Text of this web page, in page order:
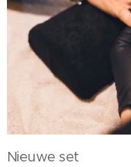
Nieuwe